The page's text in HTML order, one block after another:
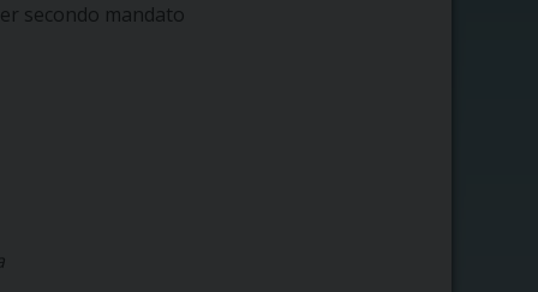
secondo mandato